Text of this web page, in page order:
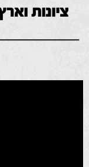
ציונות